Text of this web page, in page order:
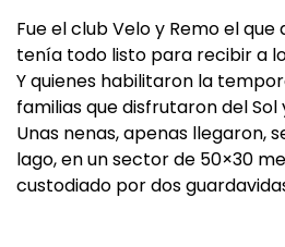
Fue el club Velo y Remo el
tenía todo listo para recibir a
Y quienes habilitaron la
familias que disfrutaron del Sol
Unas nenas, apenas llegaron,
lago, en un sector de 50×30
custodiado por dos